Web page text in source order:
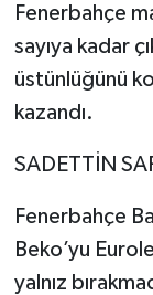
Fenerbahçe
sayıya kadar
üstünlüğünü
kazandı.
SADETTİN
Fenerbahçe
Beko’yu
yalnız